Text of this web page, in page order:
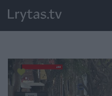
Paremkite Ukrainą